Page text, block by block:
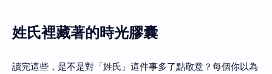
姓氏裡藏著的時光膠囊
讀完這些，是不是對「姓氏」這件事多了點敬意？每個你以為